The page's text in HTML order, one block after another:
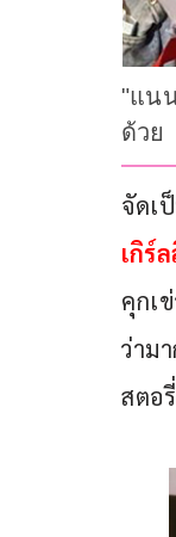
"แน
ด้วย
จัดเ
เกิร์
คุกเ
ว่าม
สตอ